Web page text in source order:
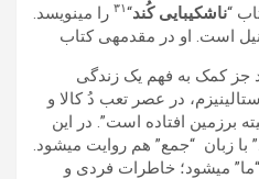
ناشکيبايی کُند“٣١ را مینويسد.
است. او در مقدمهی کتاب
جز کمک به فھم يک زندگی
در عصر تعب دُ کالا و
برزمين افتاده است”. در اين
زبان “جمع” ھم روايت میشود.
میشود؛ خاطرات فردی و